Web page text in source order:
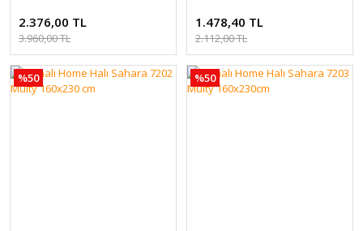
2.376,00 TL
3.960,00 TL
1.478,40 TL
2.112,00 TL
%50 %50